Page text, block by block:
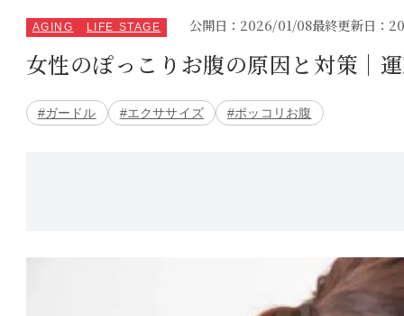
サイクルバランス
AGING LIFE STAGE 公開日：2026/01/08最終更新日：
女性のぽっこりお腹の原因と対策｜
#ガードル #エクササイズ #ポッコリお腹